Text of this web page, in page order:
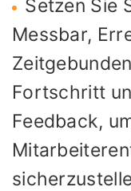
Setzen Sie
Messbar,
Fortschritt
Feedback,